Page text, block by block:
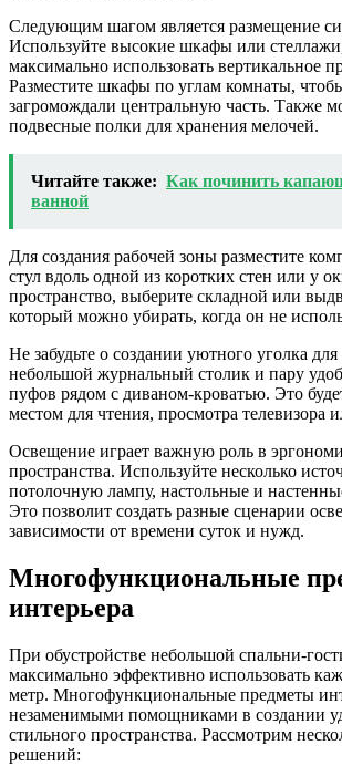
Следующим шагом является размещение
Используйте высокие шкафы или
максимально использовать вертикальное
Разместите шкафы по углам комнаты,
загромождали центральную часть. Также
подвесные полки для хранения мелочей.
Читайте также: Как починить
ванной
Для создания рабочей зоны разместите
стул вдоль одной из коротких стен или у
пространство, выберите складной или
который можно убирать, когда он не
Не забудьте о создании уютного уголка
небольшой журнальный столик и пару
пуфов рядом с диваном-кроватью. Это
местом для чтения, просмотра телевизора
Освещение играет важную роль в
пространства. Используйте несколько
потолочную лампу, настольные и
Это позволит создать разные сценарии
зависимости от времени суток и нужд.
Многофункциональные
интерьера
При обустройстве небольшой спальни-
максимально эффективно использовать
метр. Многофункциональные предметы
незаменимыми помощниками в создании
стильного пространства. Рассмотрим
решений: